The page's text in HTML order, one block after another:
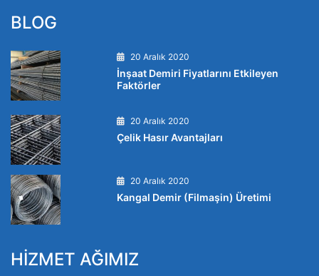
BLOG
20 Aralık 2020
İnşaat Demiri Fiyatlarını Etkileyen
Faktörler
20 Aralık 2020
Çelik Hasır Avantajları
20 Aralık 2020
Kangal Demir (Filmaşin) Üretimi
HİZMET AĞIMIZ